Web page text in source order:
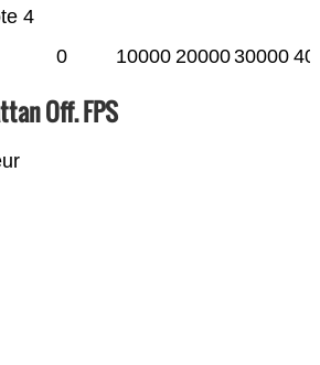
4
0 10000 2000030000
Off. FPS